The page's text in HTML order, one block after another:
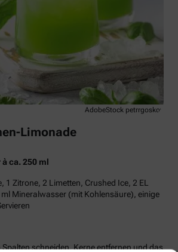
AdobeStock petrrgoskov
Limonade
ca. 250 ml
1 Zitrone, 2 Limetten, Crushed Ice, 2 EL
Mineralwasser (mit Kohlensäure), einige
Spalten schneiden, Kerne entfernen und das